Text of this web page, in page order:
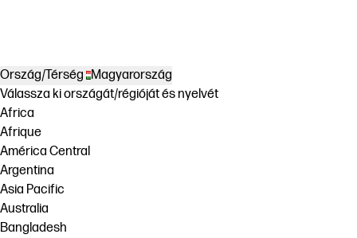
Ország/Térség
Magyarország
Válassza ki országát/régióját és nyelvét
Africa
Afrique
América Central
Argentina
Asia Pacific
Australia
Bangladesh